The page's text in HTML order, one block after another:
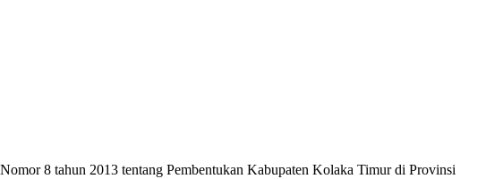
8 tahun 2013 tentang Pembentukan Kabupaten Kolaka Timur di Provinsi